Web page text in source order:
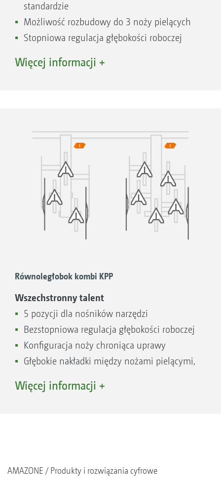
standardzie
Możliwość rozbudowy do 3 noży pielących
Stopniowa regulacja głębokości roboczej
narzędzia, takie jak brony zagarniające lub
nacisku
Bardzo dobrze nadaje się do zbóż, warzyw i
upraw specjalnych
Montaż do szerokości międzyrzędzi 16 cm
i 37,5 cm
EKP-M
Więcej informacji +
Równoległobok kombi KPP
Wszechstronny talent
5 pozycji dla nośników narzędzi
Bezstopniowa regulacja głębokości roboczej
Konfiguracja noży chroniąca uprawy
Głębokie nakładki między nożami pielącymi,
Duży wybór dodatkowych narzędzi, takich
Więcej informacji +
AMAZONE Produkty i rozwiązania cyfrowe